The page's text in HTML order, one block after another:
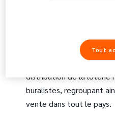
officiellement ouvert sa
entrée sur le marché,
partenariat unique avec
distribution de la loterie
buralistes, regroupant
vente dans tout le pays.
Tout